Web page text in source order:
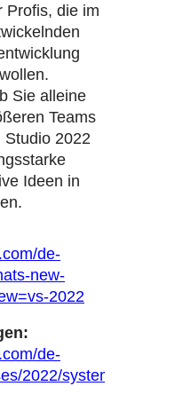
Profis, die im
Sie alleine
Teams
2022
Ideen in
de-
new-
2022
de-
2022/system-